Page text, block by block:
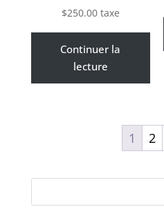
$250.00 taxe
Continuer la
lecture
1 2